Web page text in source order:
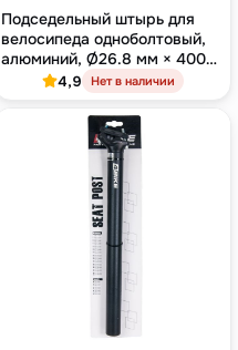
Подседельный штырь для
велосипеда одноболтовый,
алюминий, Ø26.8 мм × 400
мм, оффсет 16 мм
4,9 Нет в наличии